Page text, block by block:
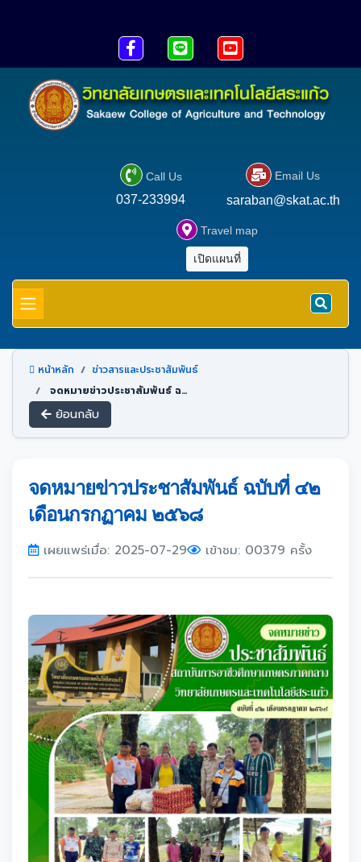
  
 Call Us
037-233994
 Email Us
saraban@skat.ac.th
 Travel map
เปิดแผนที่
หน้าหลัก
ข่าวสารและประชาสัมพันธ์
จดหมายข่าวประชาสัมพันธ์ ฉบับที่ ๔๒ เดือนกรกฏาคม ๒๕๖๘
ย้อนกลับ
จดหมายข่าวประชาสัมพันธ์ ฉบับที่ ๔๒
เดือนกรกฏาคม ๒๕๖๘
เผยแพร่เมื่อ: 2025-07-29 เข้าชม: 00379 ครั้ง